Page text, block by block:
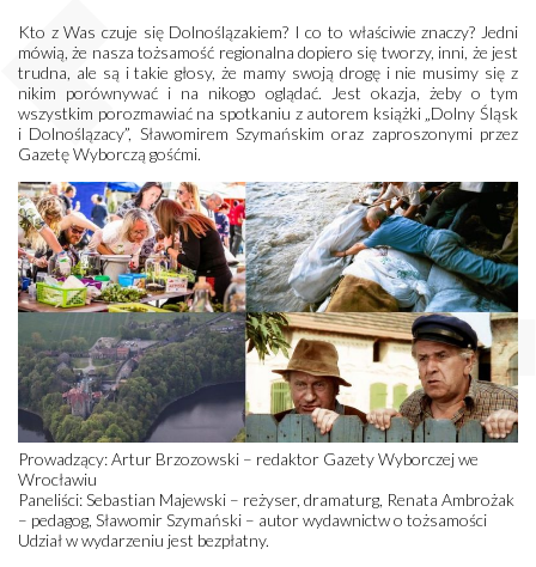
Kto z Was czuje się Dolnoślązakiem? I co to właściwie znaczy? Jedni
mówią, że nasza tożsamość regionalna dopiero się tworzy, inni, że jest
trudna, ale są i takie głosy, że mamy swoją drogę i nie musimy się z
nikim porównywać i na nikogo oglądać. Jest okazja, żeby o tym
wszystkim porozmawiać na spotkaniu z autorem książki „Dolny Śląsk
i Dolnoślązacy”, Sławomirem Szymańskim oraz zaproszonymi przez
Gazetę Wyborczą gośćmi.
Prowadzący: Artur Brzozowski – redaktor Gazety Wyborczej we
Wrocławiu
Paneliści: Sebastian Majewski – reżyser, dramaturg, Renata Ambrożak
– pedagog, Sławomir Szymański – autor wydawnictw o tożsamości
Udział w wydarzeniu jest bezpłatny.